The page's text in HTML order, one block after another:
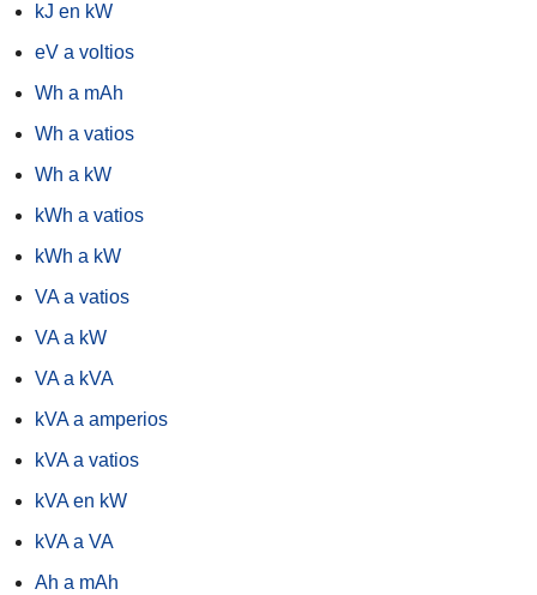
kJ en kW
eV a voltios
Wh a mAh
Wh a vatios
Wh a kW
kWh a vatios
kWh a kW
VA a vatios
VA a kW
VA a kVA
kVA a amperios
kVA a vatios
kVA en kW
kVA a VA
Ah a mAh